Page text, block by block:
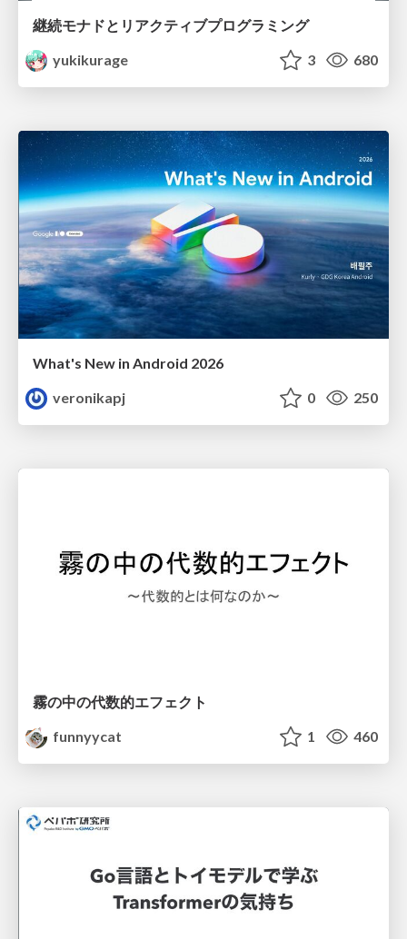
継続モナドとリアクティブプログラミング
yukikurage
3 680
What's New in Android 2026
veronikapj
0 250
霧の中の代数的エフェクト
funnyycat
1 460